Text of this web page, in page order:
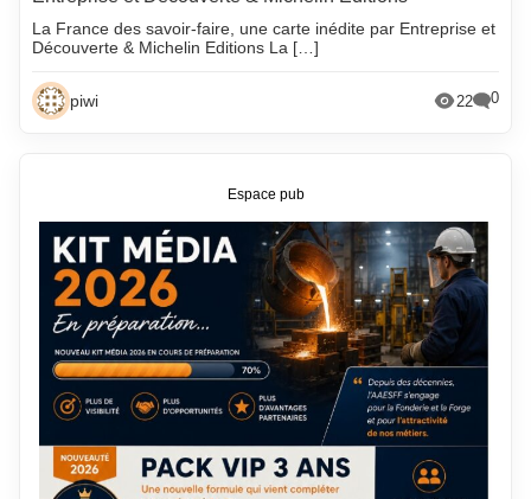
La France des savoir-faire, une carte inédite par Entreprise et
Découverte & Michelin Editions La […]
piwi 22 0
Espace pub